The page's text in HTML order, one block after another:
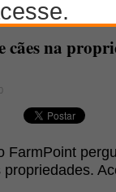
cães na
FarmPoint
propriedades.